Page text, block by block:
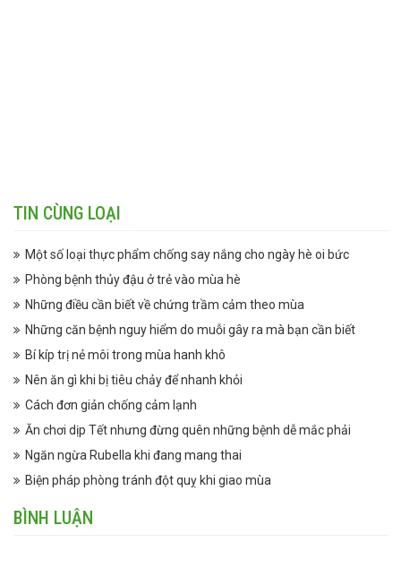
TIN CÙNG LOẠI
Một số loại thực phẩm chống say nắng cho ngày hè oi bức
Phòng bệnh thủy đậu ở trẻ vào mùa hè
Những điều cần biết về chứng trầm cảm theo mùa
Những căn bệnh nguy hiểm do muỗi gây ra mà bạn cần biết
Bí kíp trị nẻ môi trong mùa hanh khô
Nên ăn gì khi bị tiêu chảy để nhanh khỏi
Cách đơn giản chống cảm lạnh
Ăn chơi dịp Tết nhưng đừng quên những bệnh dễ mắc phải
Ngăn ngừa Rubella khi đang mang thai
Biện pháp phòng tránh đột quỵ khi giao mùa
BÌNH LUẬN